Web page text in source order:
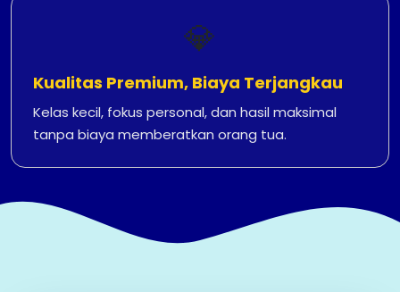
💎
Kualitas Premium, Biaya Terjangkau
Kelas kecil, fokus personal, dan hasil maksimal
tanpa biaya memberatkan orang tua.